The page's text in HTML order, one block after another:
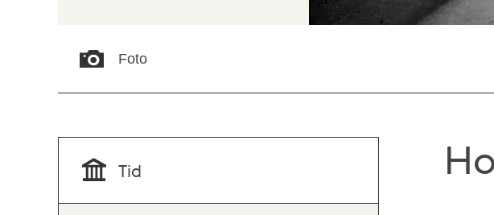
Foto
Tid